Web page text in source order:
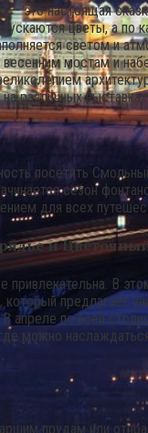
— это настоящая
цветы, а по
светом и
весенним мостам и
различных
посетить
сезон
для всех
и
привлекательна. В
который предлагает
апреле по всей
можно
прудам или